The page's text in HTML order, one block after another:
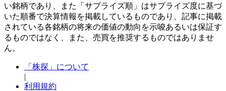
い銘柄であり、また「サプライズ順」はサプライズ度に基づ
いた順番で決算情報を掲載しているものであり、記事に掲載
されている各銘柄の将来の価値の動向を示唆あるいは保証す
るものではなく、また、売買を推奨するものではありませ
ん。
「株探」について
|
利用規約